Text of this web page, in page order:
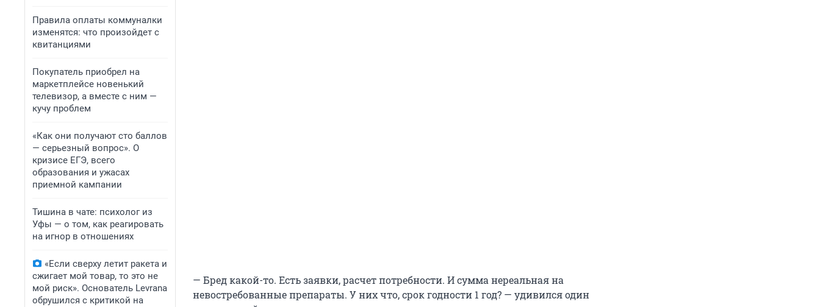
Правила оплаты коммуналки
изменятся: что произойдет с
квитанциями
Покупатель приобрел на
маркетплейсе новенький
телевизор, а вместе с ним —
кучу проблем
«Как они получают сто баллов
— серьезный вопрос». О
кризисе ЕГЭ, всего
образования и ужасах
приемной кампании
Тишина в чате: психолог из
Уфы — о том, как реагировать
на игнор в отношениях
«Если сверху летит ракета и
сжигает мой товар, то это не
мой риск». Основатель Levrana
обрушился с критикой на
— Бред какой-то. Есть заявки, расчет потребности. И сумма нереальная на
невостребованные препараты. У них что, срок годности 1 год? — удивился один